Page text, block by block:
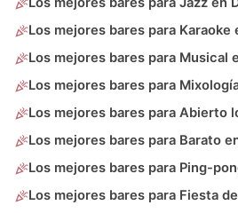
Los mejores bares para Karaoke
Los mejores bares para Musical
Los mejores bares para
Los mejores bares para Abierto
Los mejores bares para Barato
Los mejores bares para Ping-
Los mejores bares para Fiesta